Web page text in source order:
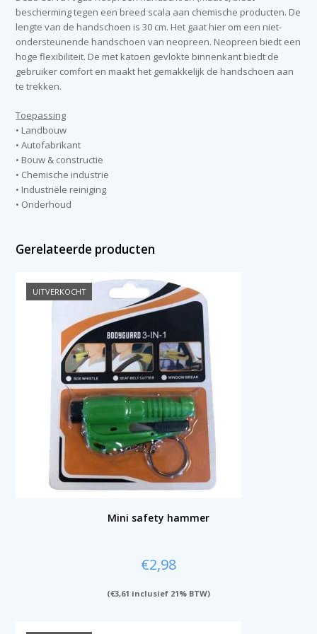
bescherming tegen een breed scala aan chemische producten. De
lengte van de handschoen is 30 cm. Het gaat hier om een niet-
ondersteunende handschoen van neopreen. Neopreen biedt een
hoge flexibiliteit. De met katoen gevlokte binnenkant biedt de
gebruiker comfort en maakt het gemakkelijk de handschoen aan
te trekken.
Toepassing
• Landbouw
• Autofabrikant
• Bouw & constructie
• Chemische industrie
• Industriële reiniging
• Onderhoud
Gerelateerde producten
UITVERKOCHT
Mini safety hammer
€2,98
(€3,61 inclusief 21% BTW)